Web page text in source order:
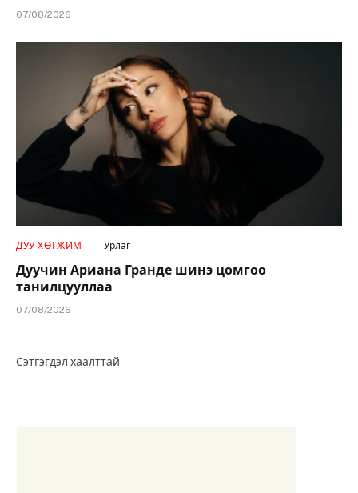
07/08/2026
ДУУ ХӨГЖИМ Урлаг
Дуучин Ариана Гранде шинэ цомгоо
танилцууллаа
07/08/2026
Сэтгэгдэл хаалттай